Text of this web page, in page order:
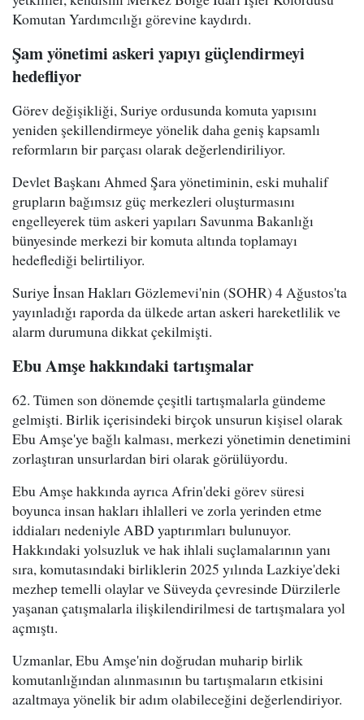
Komutan Yardımcılığı görevine kaydırdı.
Şam yönetimi askeri yapıyı güçlendirmeyi
hedefliyor
Görev değişikliği, Suriye ordusunda komuta yapısını
yeniden şekillendirmeye yönelik daha geniş kapsamlı
reformların bir parçası olarak değerlendiriliyor.
Devlet Başkanı Ahmed Şara yönetiminin, eski muhalif
grupların bağımsız güç merkezleri oluşturmasını
engelleyerek tüm askeri yapıları Savunma Bakanlığı
bünyesinde merkezi bir komuta altında toplamayı
hedeflediği belirtiliyor.
Suriye İnsan Hakları Gözlemevi'nin (SOHR) 4 Ağustos'ta
yayınladığı raporda da ülkede artan askeri hareketlilik ve
alarm durumuna dikkat çekilmişti.
Ebu Amşe hakkındaki tartışmalar
62. Tümen son dönemde çeşitli tartışmalarla gündeme
gelmişti. Birlik içerisindeki birçok unsurun kişisel olarak
Ebu Amşe'ye bağlı kalması, merkezi yönetimin denetimini
zorlaştıran unsurlardan biri olarak görülüyordu.
Ebu Amşe hakkında ayrıca Afrin'deki görev süresi
boyunca insan hakları ihlalleri ve zorla yerinden etme
iddiaları nedeniyle ABD yaptırımları bulunuyor.
Hakkındaki yolsuzluk ve hak ihlali suçlamalarının yanı
sıra, komutasındaki birliklerin 2025 yılında Lazkiye'deki
mezhep temelli olaylar ve Süveyda çevresinde Dürzilerle
yaşanan çatışmalarla ilişkilendirilmesi de tartışmalara yol
açmıştı.
Uzmanlar, Ebu Amşe'nin doğrudan muharip birlik
komutanlığından alınmasının bu tartışmaların etkisini
azaltmaya yönelik bir adım olabileceğini değerlendiriyor.